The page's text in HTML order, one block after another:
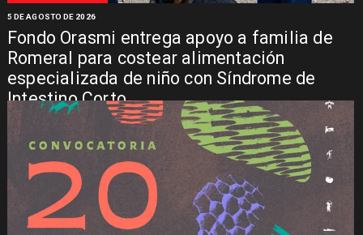
Fondo Orasmi entrega apoyo a familia de
Romeral para costear alimentación
especializada de niño con Síndrome de
Intestino Corto
5 DE AGOSTO DE 2026